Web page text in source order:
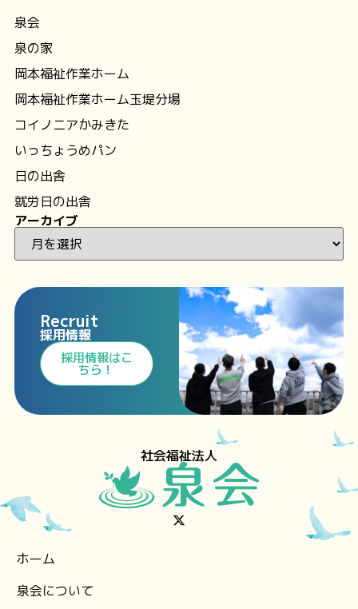
泉会
泉の家
岡本福祉作業ホーム
岡本福祉作業ホーム玉堤分場
コイノニアかみきた
いっちょうめパン
日の出舎
就労日の出舎
アーカイブ
Recruit
採用情報
⁩採用情報⁩はこ
ちら！
社会福祉法人
ホーム
泉会について